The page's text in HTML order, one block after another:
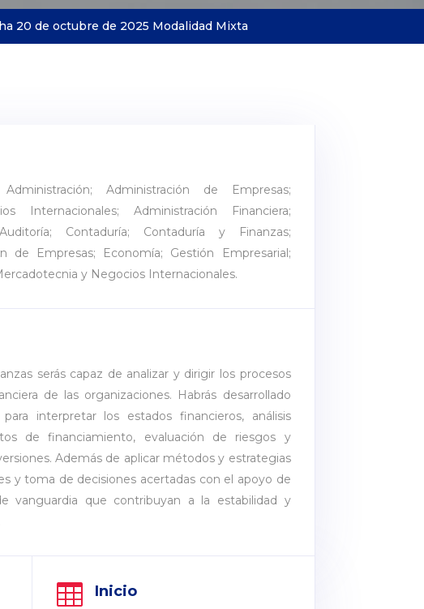
20 de octubre de 2025 Modalidad Mixta
Administración de Empresas;
Internacionales; Administración Financiera;
Contaduría; Contaduría y Finanzas;
de Empresas; Economía; Gestión Empresarial;
y Negocios Internacionales.
serás capaz de analizar y dirigir los procesos
de las organizaciones. Habrás desarrollado
interpretar los estados financieros, análisis
de financiamiento, evaluación de riesgos y
Además de aplicar métodos y estrategias
y toma de decisiones acertadas con el apoyo de
vanguardia que contribuyan a la estabilidad y
 Inicio